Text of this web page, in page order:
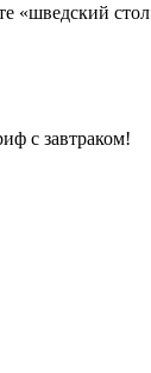
«шведский
с завтраком!